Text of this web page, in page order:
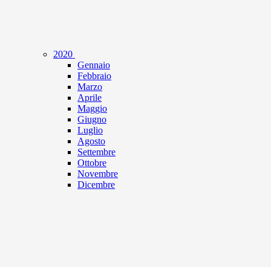
2020
Gennaio
Febbraio
Marzo
Aprile
Maggio
Giugno
Luglio
Agosto
Settembre
Ottobre
Novembre
Dicembre